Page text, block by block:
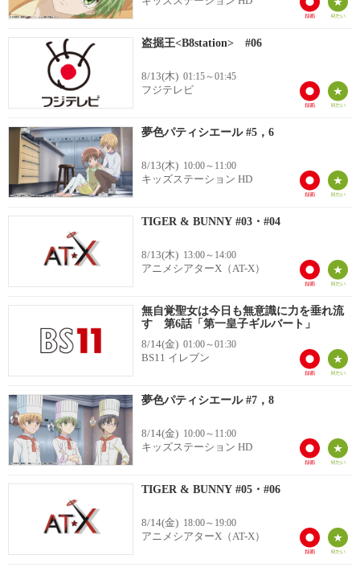
盗掘王<B8station> #06
8/13(木) 01:15～01:45
フジテレビ
夢色パティシエール #5，6
8/13(木) 10:00～11:00
キッズステーション HD
TIGER & BUNNY #03・#04
8/13(木) 13:00～14:00
アニメシアターX（AT-X）
無自覚聖女は今日も無意識に力を垂れ流
す 第6話「第一皇子ギルバート」
8/14(金) 01:00～01:30
BS11 イレブン
夢色パティシエール #7，8
8/14(金) 10:00～11:00
キッズステーション HD
TIGER & BUNNY #05・#06
8/14(金) 18:00～19:00
アニメシアターX（AT-X）